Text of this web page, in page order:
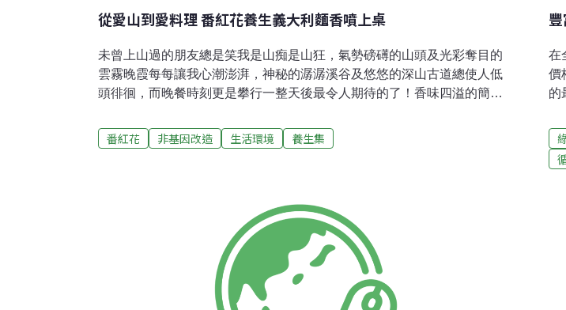
從愛山到愛料理 番紅花養生義大利麵香噴上桌
未曾上山過的朋友總是笑我是山痴是山狂，氣勢磅礡的山頭及光彩奪目的
雲霧晚霞每每讓我心潮澎湃，神秘的潺潺溪谷及悠悠的深山古道總使人低
頭徘徊，而晚餐時刻更是攀行一整天後最令人期待的了！香味四溢的簡單
程，因此我總喜歡掌廚，這就是我學習廚藝的最大動機！去（2007）年8月
我們一群爬山的好友有了據點，「南義北義義大利麵館」在台北開張，這
多使用本土的海鮮、蔬菜。愛山的大伙希望以可口養生的料理還有不大的
溫馨空間，擺設登山相關的照片、書籍，分享我們的爬山經驗；讓消費者
享用美食同時，也間接體驗台灣山林之美。
番紅花 非基因改造 生活環境 養生集
在
價
的
大
也
而